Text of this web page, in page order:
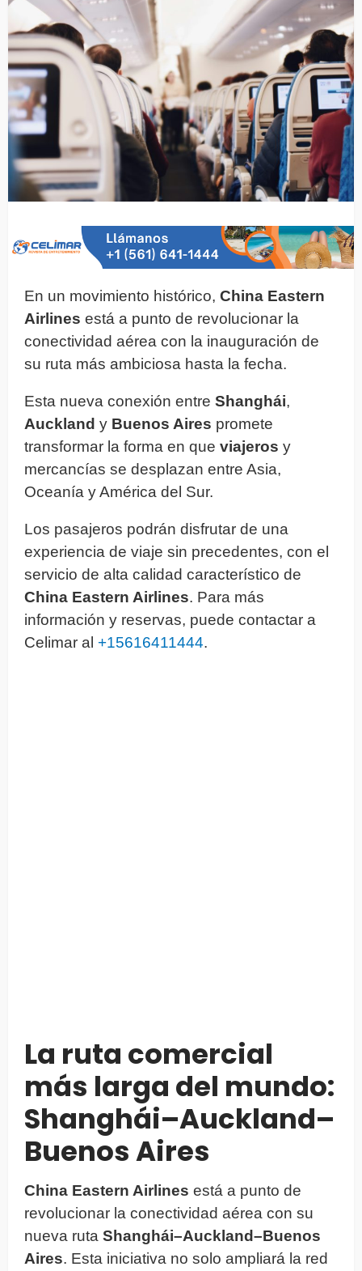
En un movimiento histórico, China Eastern
Airlines está a punto de revolucionar la
conectividad aérea con la inauguración de
su ruta más ambiciosa hasta la fecha.
Esta nueva conexión entre Shanghái,
Auckland y Buenos Aires promete
transformar la forma en que viajeros y
mercancías se desplazan entre Asia,
Oceanía y América del Sur.
Los pasajeros podrán disfrutar de una
experiencia de viaje sin precedentes, con el
servicio de alta calidad característico de
China Eastern Airlines. Para más
información y reservas, puede contactar a
Celimar al +15616411444.
La ruta comercial
más larga del mundo:
Shanghái–Auckland–
Buenos Aires
China Eastern Airlines está a punto de
revolucionar la conectividad aérea con su
nueva ruta Shanghái–Auckland–Buenos
Aires. Esta iniciativa no solo ampliará la red